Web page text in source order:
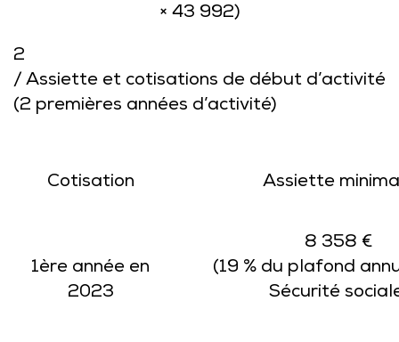
× 43 992)
2
/ Assiette et cotisations de début d’activité
(2 premières années d’activité)
Cotisation Assiette
1ère année en
2023
8 358 €
(19 % du plafond
Sécurité